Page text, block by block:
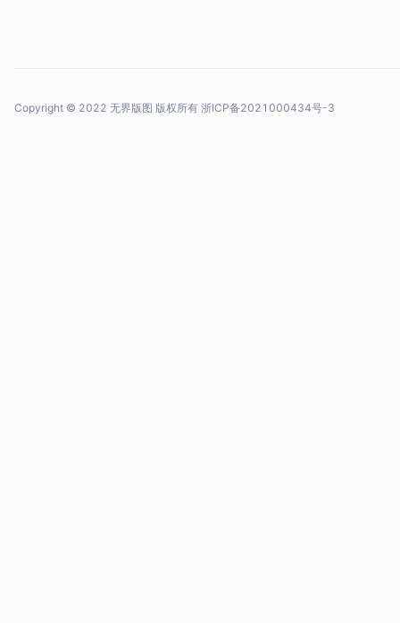
Copyright © 2022 无界版图 版权所有 浙ICP备2021000434号-3